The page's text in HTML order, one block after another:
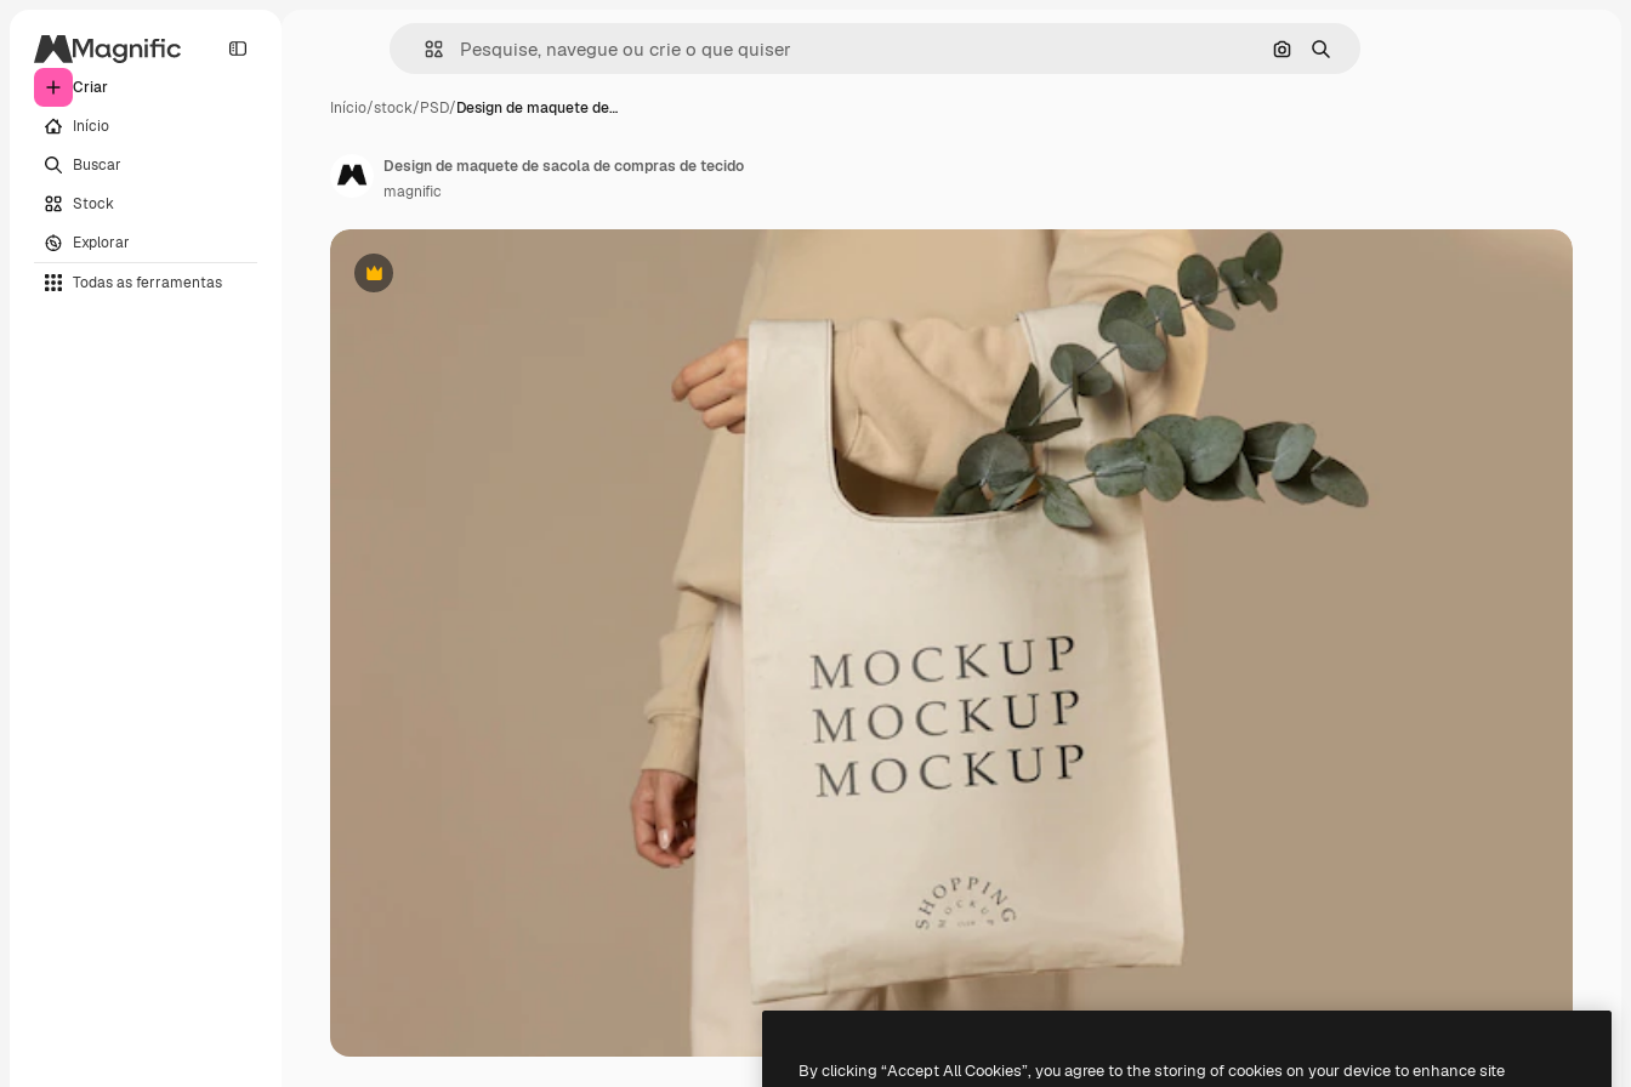
Criar
Início
Buscar
Stock
Explorar
Todas as ferramentas
Pesquisar por imagem
Buscar
Início/stock/PSD/Design de maquete de…
Premium
Design de maquete de sacola de compras de tecido
magnific
By clicking “Accept All Cookies”, you agree to the storing of cookies on your device to enhance site